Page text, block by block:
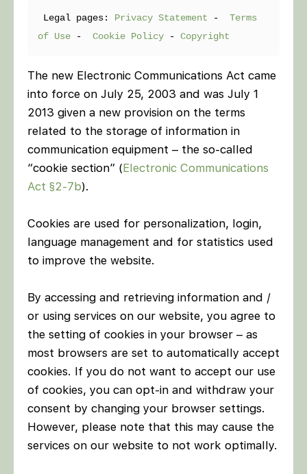
Legal pages: Privacy Statement - Terms
of Use - Cookie Policy - Copyright
The new Electronic Communications Act came
into force on July 25, 2003 and was July 1
2013 given a new provision on the terms
related to the storage of information in
communication equipment – the so-called
“cookie section” (Electronic Communications
Act §2-7b).
Cookies are used for personalization, login,
language management and for statistics used
to improve the website.
By accessing and retrieving information and /
or using services on our website, you agree to
the setting of cookies in your browser – as
most browsers are set to automatically accept
cookies. If you do not want to accept our use
of cookies, you can opt-in and withdraw your
consent by changing your browser settings.
However, please note that this may cause the
services on our website to not work optimally.